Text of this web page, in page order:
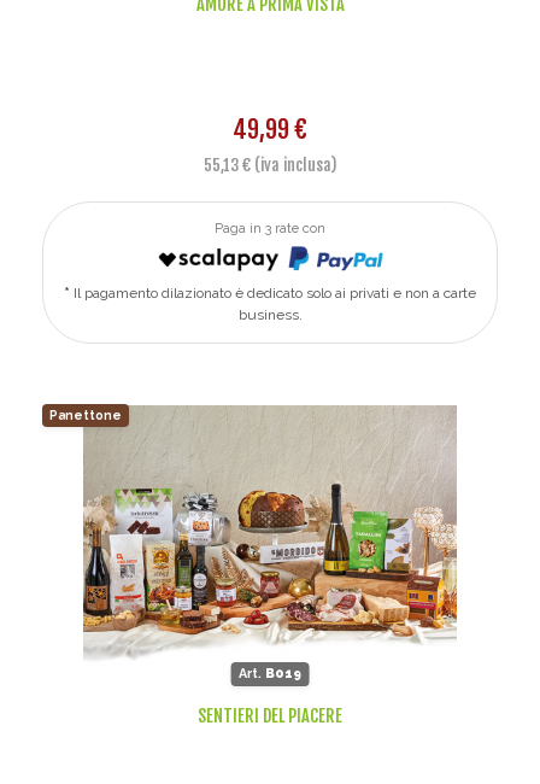
49,99 €
55,13 € (iva inclusa)
Paga in 3 rate con
Il pagamento dilazionato è dedicato solo ai privati e non a carte
business.
Panettone
Art. B019
SENTIERI DEL PIACERE